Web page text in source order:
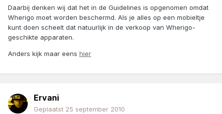
Daarbij denken wij dat het in de Guidelines is opgenomen omdat
Wherigo moet worden beschermd. Als je alles op een mobieltje
kunt doen scheelt dat natuurlijk in de verkoop van Wherigo-
geschikte apparaten.
Anders kijk maar eens hier
Ervani
Geplaatst 25 september 2010